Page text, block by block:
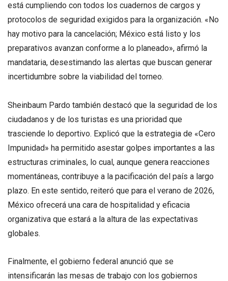
está cumpliendo con todos los cuadernos de cargos y
protocolos de seguridad exigidos para la organización. «No
hay motivo para la cancelación; México está listo y los
preparativos avanzan conforme a lo planeado», afirmó la
mandataria, desestimando las alertas que buscan generar
incertidumbre sobre la viabilidad del torneo.
Sheinbaum Pardo también destacó que la seguridad de los
ciudadanos y de los turistas es una prioridad que
trasciende lo deportivo. Explicó que la estrategia de «Cero
Impunidad» ha permitido asestar golpes importantes a las
estructuras criminales, lo cual, aunque genera reacciones
momentáneas, contribuye a la pacificación del país a largo
plazo. En este sentido, reiteró que para el verano de 2026,
México ofrecerá una cara de hospitalidad y eficacia
organizativa que estará a la altura de las expectativas
globales.
Finalmente, el gobierno federal anunció que se
intensificarán las mesas de trabajo con los gobiernos